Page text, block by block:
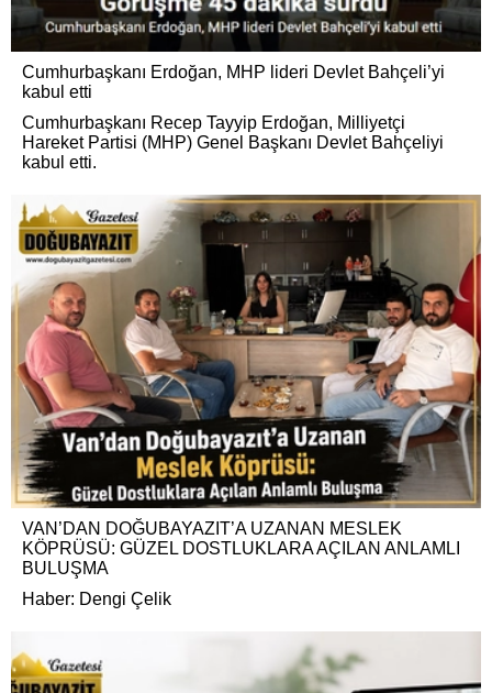
Cumhurbaşkanı Erdoğan, MHP lideri Devlet Bahçeli’yi
kabul etti
Cumhurbaşkanı Recep Tayyip Erdoğan, Milliyetçi
Hareket Partisi (MHP) Genel Başkanı Devlet Bahçeliyi
kabul etti.
VAN’DAN DOĞUBAYAZIT’A UZANAN MESLEK
KÖPRÜSÜ: GÜZEL DOSTLUKLARA AÇILAN ANLAMLI
BULUŞMA
Haber: Dengi Çelik